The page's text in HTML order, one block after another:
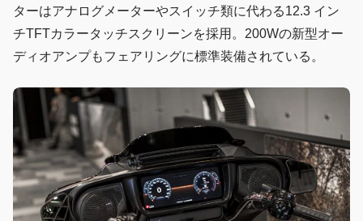
ターはアナログメーターやスイッチ類に代わる12.3 イン
チTFTカラータッチスクリーンを採用。200Wの新型オー
ディオアンプもフェアリングに標準装備されている。